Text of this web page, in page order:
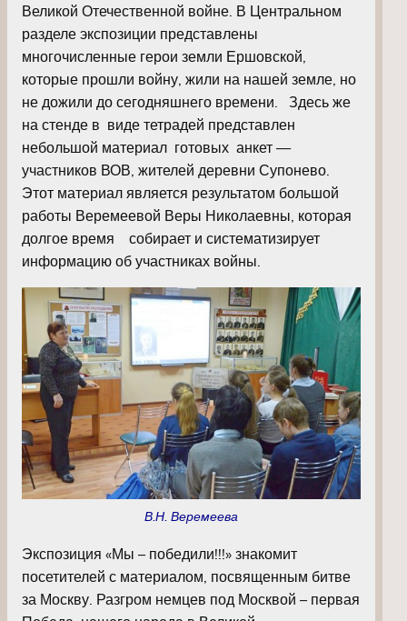
Великой Отечественной войне. В Центральном
разделе экспозиции представлены
многочисленные герои земли Ершовской,
которые прошли войну, жили на нашей земле, но
не дожили до сегодняшнего времени. Здесь же
на стенде в виде тетрадей представлен
небольшой материал готовых анкет —
участников ВОВ, жителей деревни Супонево.
Этот материал является результатом большой
работы Веремеевой Веры Николаевны, которая
долгое время собирает и систематизирует
информацию об участниках войны.
В.Н. Веремеева
Экспозиция «Мы – победили!!!» знакомит
посетителей с материалом, посвященным битве
за Москву. Разгром немцев под Москвой – первая